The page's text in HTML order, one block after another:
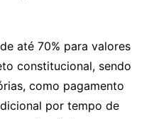
até 70% para valores
constitucional, sendo
como pagamento
por tempo de